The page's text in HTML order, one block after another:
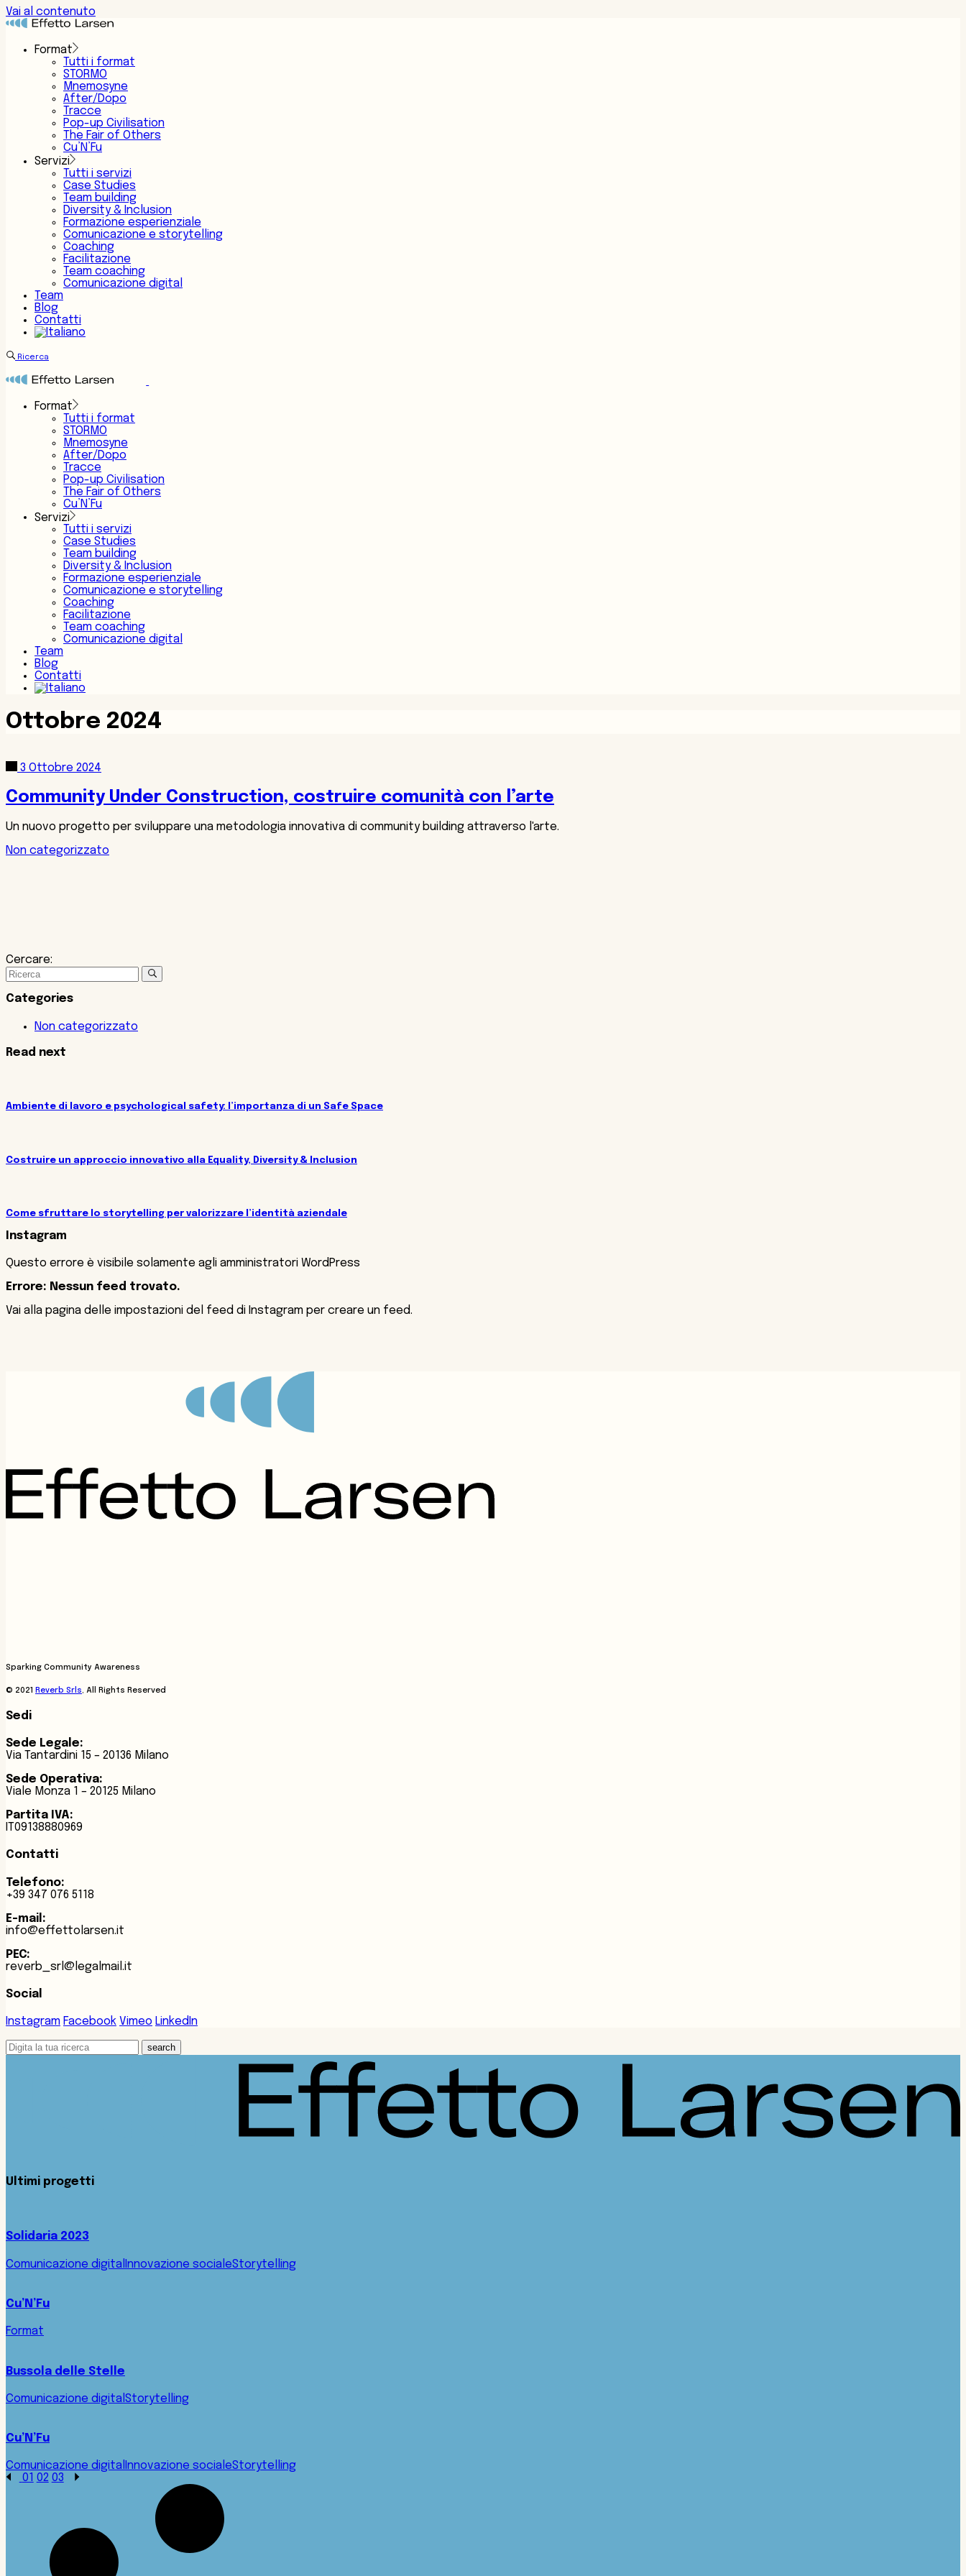
Vai al contenuto
Format
Tutti i format
STORMO
Mnemosyne
After/Dopo
Tracce
Pop-up Civilisation
The Fair of Others
Cu’N’Fu
Servizi
Tutti i servizi
Case Studies
Team building
Diversity & Inclusion
Formazione esperienziale
Comunicazione e storytelling
Coaching
Facilitazione
Team coaching
Comunicazione digital
Team
Blog
Contatti
Ricerca
Format
Tutti i format
STORMO
Mnemosyne
After/Dopo
Tracce
Pop-up Civilisation
The Fair of Others
Cu’N’Fu
Servizi
Tutti i servizi
Case Studies
Team building
Diversity & Inclusion
Formazione esperienziale
Comunicazione e storytelling
Coaching
Facilitazione
Team coaching
Comunicazione digital
Team
Blog
Contatti
Ottobre 2024
3 Ottobre 2024
Community Under Construction, costruire comunità con l’arte
Un nuovo progetto per sviluppare una metodologia innovativa di community building attraverso l'arte.
Non categorizzato
Cercare:
Categories
Non categorizzato
Read next
Ambiente di lavoro e psychological safety: l’importanza di un Safe Space
Costruire un approccio innovativo alla Equality, Diversity & Inclusion
Come sfruttare lo storytelling per valorizzare l’identità aziendale
Instagram
Questo errore è visibile solamente agli amministratori WordPress
Errore: Nessun feed trovato.
Vai alla pagina delle impostazioni del feed di Instagram per creare un feed.
Sparking Community Awareness
© 2021 Reverb Srls, All Rights Reserved
Sedi
Sede Legale:
Via Tantardini 15 – 20136 Milano
Sede Operativa:
Viale Monza 1 – 20125 Milano
Partita IVA:
IT09138880969
Contatti
Telefono:
+39 347 076 5118
E-mail:
info@effettolarsen.it
PEC:
reverb_srl@legalmail.it
Social
Instagram Facebook Vimeo LinkedIn
search
Ultimi progetti
Solidaria 2023
Comunicazione digital Innovazione socialeStorytelling
Cu’N’Fu
Format
Bussola delle Stelle
Comunicazione digital Storytelling
Cu’N’Fu
Comunicazione digital Innovazione socialeStorytelling
01 02 03